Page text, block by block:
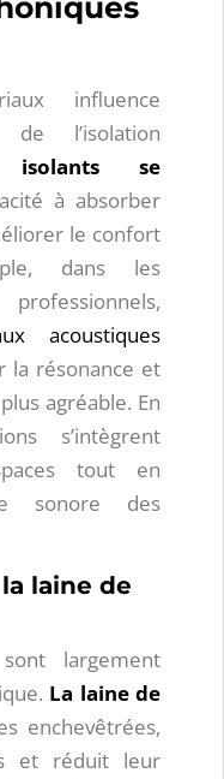
influence
de l’isolation
isolants se
à absorber
le confort
dans les
acoustiques
la résonance et
agréable. En
s’intègrent
tout en
sonore des
laine de
largement
La laine de
enchevêtrées,
et réduit leur